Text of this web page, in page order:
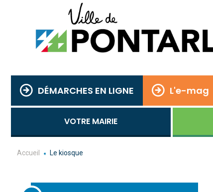
DÉMARCHES EN LIGNE L'e-mag
VOTRE MAIRIE
Accueil Le kiosque